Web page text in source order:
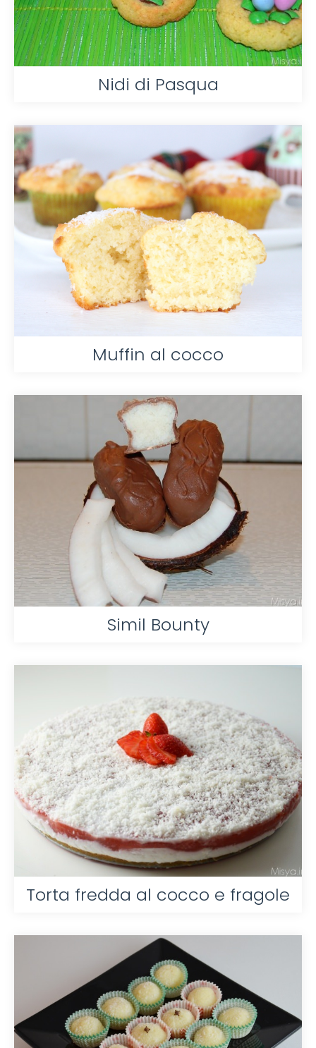
Nidi di Pasqua
Muffin al cocco
Simil Bounty
Torta fredda al cocco e fragole